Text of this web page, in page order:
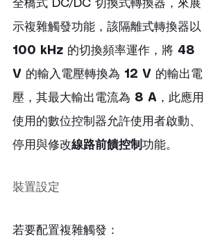
全橋式 DC/DC 切換式轉換器，來展
示複雜觸發功能，該隔離式轉換器以
100 kHz 的切換頻率運作，將 48
V 的輸入電壓轉換為 12 V 的輸出電
壓，其最大輸出電流為 8 A ，此應用
使用的數位控制器允許使用者啟動、
停用與修改線路前饋控制 功能。
裝置設定
若要配置複雜觸發：